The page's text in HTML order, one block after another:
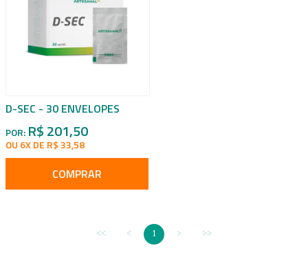
D-SEC - 30 ENVELOPES
POR: R$ 201,50
OU 6X DE R$ 33,58
COMPRAR
1